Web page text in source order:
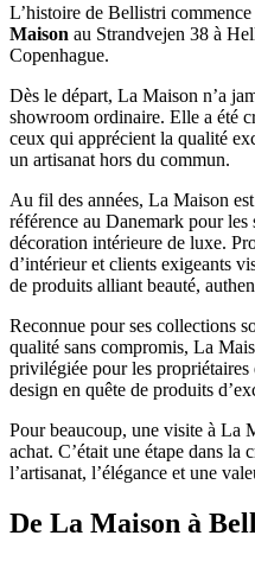
L’histoire de Bellistri
Maison au Strandvejen 38 à
Copenhague.
Dès le départ, La Maison n’a
showroom ordinaire. Elle a été
ceux qui apprécient la qualité
un artisanat hors du commun.
Au fil des années, La Maison
référence au Danemark pour les
décoration intérieure de luxe.
d’intérieur et clients exigeants
de produits alliant beauté,
Reconnue pour ses collections
qualité sans compromis, La
privilégiée pour les propriétaires
design en quête de produits
Pour beaucoup, une visite à La
achat. C’était une étape dans la
l’artisanat, l’élégance et une
De La Maison à